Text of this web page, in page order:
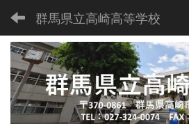
群馬県立高崎高等学校